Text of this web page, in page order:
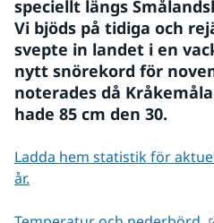
speciellt längs
Vi bjöds på tidiga och
svepte in landet i en
nytt snörekord för
noterades då
hade 85 cm den 30.
Ladda hem statistik för
år.